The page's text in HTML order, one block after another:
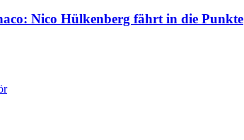
Nico Hülkenberg fährt in die Punkte